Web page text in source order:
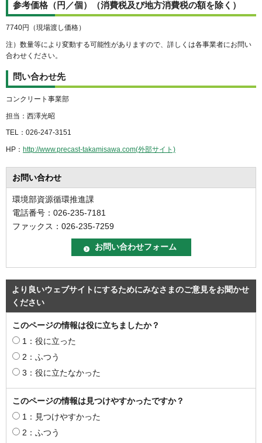
参考価格（円／個）（消費税及び地方消費税の額を除く）
7740円（現場渡し価格）
注）数量等により変動する可能性がありますので、詳しくは各事業者にお問い
合わせください。
問い合わせ先
コンクリート事業部
担当：西澤光昭
TEL：026-247-3151
HP： http://www.precast-takamisawa.com(外部サイト)
お問い合わせ
環境部資源循環推進課
電話番号：026-235-7181
ファックス：026-235-7259
より良いウェブサイトにするためにみなさまのご意見をお聞かせ
ください
このページの情報は役に立ちましたか？
1：役に立った
2：ふつう
3：役に立たなかった
このページの情報は見つけやすかったですか？
1：見つけやすかった
2：ふつう